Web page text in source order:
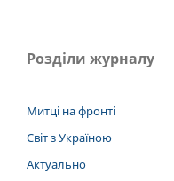
Розділи журналу
Митці на фронті
Світ з Україною
Актуально